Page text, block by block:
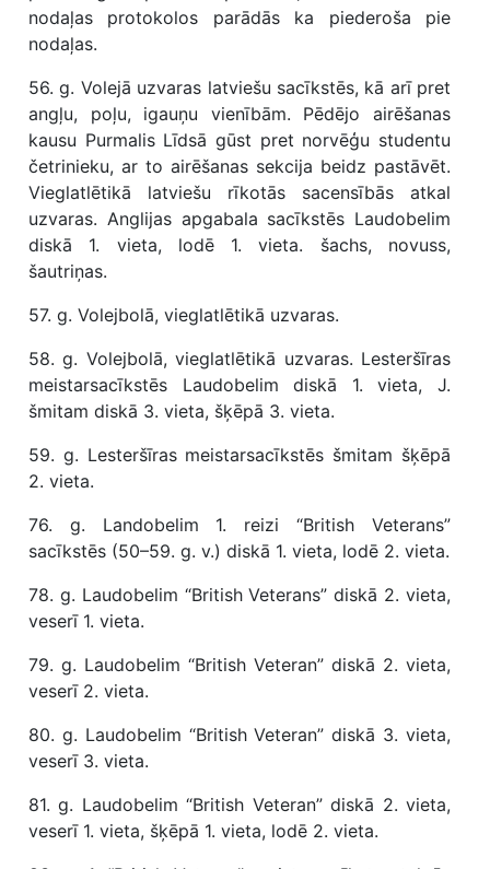
nodaļas protokolos parādās ka piederoša pie
nodaļas.
56. g. Volejā uzvaras latviešu sacīkstēs, kā arī pret
angļu, poļu, igauņu vienībām. Pēdējo airēšanas
kausu Purmalis Līdsā gūst pret norvēģu studentu
četrinieku, ar to airēšanas sekcija beidz pastāvēt.
Vieglatlētikā latviešu rīkotās sacensībās atkal
uzvaras. Anglijas apgabala sacīkstēs Laudobelim
diskā 1. vieta, lodē 1. vieta. šachs, novuss,
šautriņas.
57. g. Volejbolā, vieglatlētikā uzvaras.
58. g. Volejbolā, vieglatlētikā uzvaras. Lesteršīras
meistarsacīkstēs Laudobelim diskā 1. vieta, J.
šmitam diskā 3. vieta, šķēpā 3. vieta.
59. g. Lesteršīras meistarsacīkstēs šmitam šķēpā
2. vieta.
76. g. Landobelim 1. reizi “British Veterans”
sacīkstēs (50–59. g. v.) diskā 1. vieta, lodē 2. vieta.
78. g. Laudobelim “British Veterans” diskā 2. vieta,
veserī 1. vieta.
79. g. Laudobelim “British Veteran” diskā 2. vieta,
veserī 2. vieta.
80. g. Laudobelim “British Veteran” diskā 3. vieta,
veserī 3. vieta.
81. g. Laudobelim “British Veteran” diskā 2. vieta,
veserī 1. vieta, šķēpā 1. vieta, lodē 2. vieta.